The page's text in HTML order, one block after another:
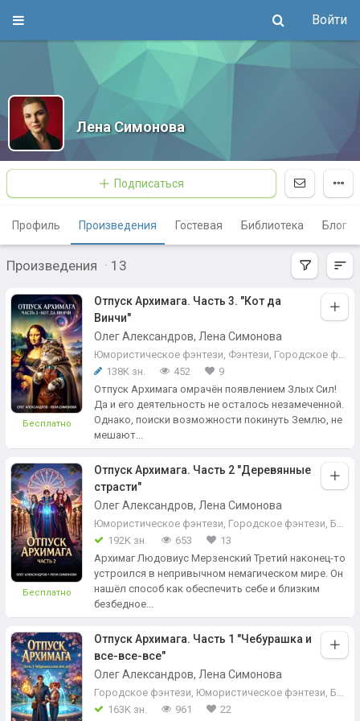
Войти
Лена Симонова
Подписаться
Профиль Произведения Гостевая Библиотека Блог
Произведения · 13
Бесплатно
Отпуск Архимага. Часть 3. "Кот да
Винчи"
Олег Александров, Лена Симонова
Юмористическое фэнтези, Фэнтези, Городское фэнтези
138K зн.
452
9
Отпуск Архимага омрачëн появлением Злых Сил!
Да и его деятельность не осталось незамеченной.
Однако, поиски возможности покинуть Землю, не
мешают...
Бесплатно
Отпуск Архимага. Часть 2 "Деревянные
страсти"
Олег Александров, Лена Симонова
Юмористическое фэнтези, Городское фэнтези, Бытовое фэнтези
192K зн.
653
13
Архимаг Людовиус Мерзенский Третий наконец-то
устроился в непривычном немагическом мире. Он
нашёл способ как обеспечить себе и близким
безбедное...
Отпуск Архимага. Часть 1 "Чебурашка и
все-все-все"
Олег Александров, Лена Симонова
Городское фэнтези, Юмористическое фэнтези, Бытовое фэнтези
163K зн.
961 22